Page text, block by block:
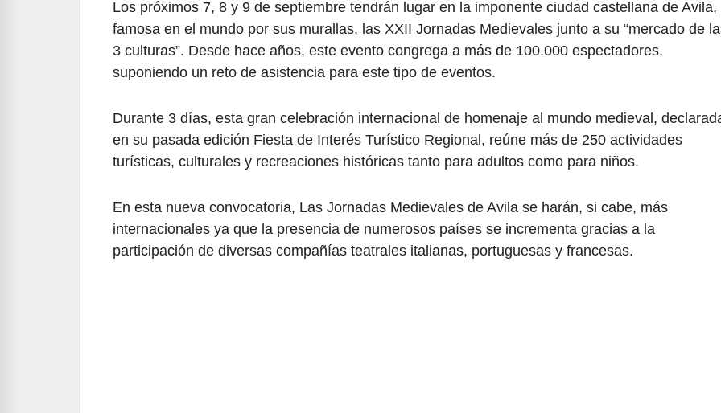
Los próximos 7, 8 y 9 de septiembre tendrán lugar en la imponente ciudad castellana de Avila,
famosa en el mundo por sus murallas, las XXII Jornadas Medievales junto a su “mercado de
3 culturas”. Desde hace años, este evento congrega a más de 100.000 espectadores,
suponiendo un reto de asistencia para este tipo de eventos.
Durante 3 días, esta gran celebración internacional de homenaje al mundo medieval,
en su pasada edición Fiesta de Interés Turístico Regional, reúne más de 250 actividades
turísticas, culturales y recreaciones históricas tanto para adultos como para niños.
En esta nueva convocatoria, Las Jornadas Medievales de Avila se harán, si cabe, más
internacionales ya que la presencia de numerosos países se incrementa gracias a la
participación de diversas compañías teatrales italianas, portuguesas y francesas.